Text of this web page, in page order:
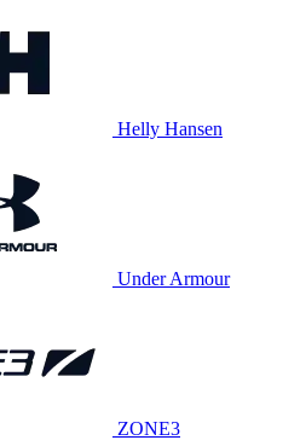
Helly Hansen
Under Armour
ZONE3